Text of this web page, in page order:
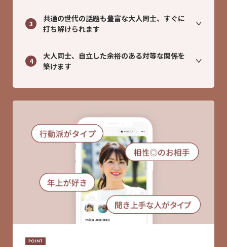
3
共通の世代の話題も豊富な大人同士、すぐに
打ち解けられます
4
大人同士、自立した余裕のある対等な関係を
築けます